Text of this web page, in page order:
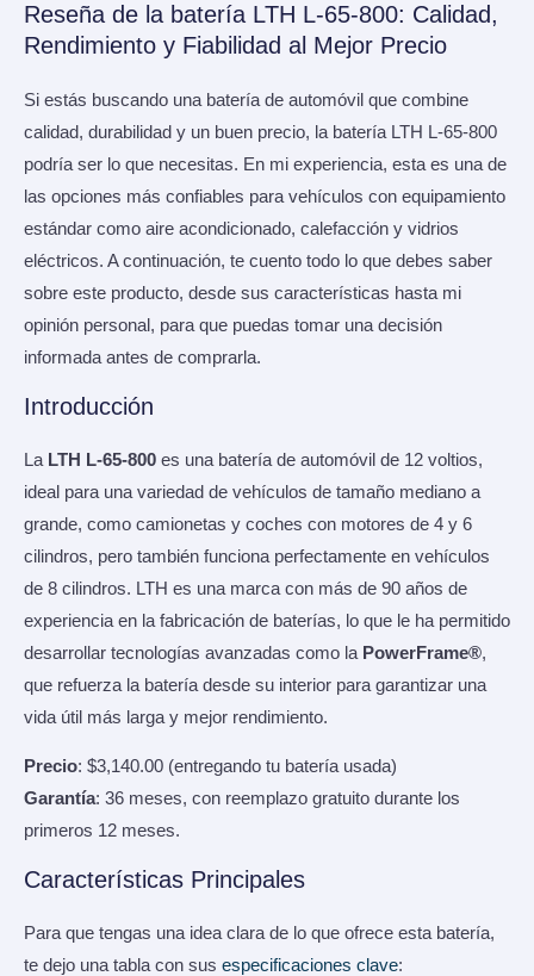
Reseña de la batería LTH L-65-800: Calidad,
Rendimiento y Fiabilidad al Mejor Precio
Si estás buscando una batería de automóvil que combine
calidad, durabilidad y un buen precio, la batería LTH L-65-800
podría ser lo que necesitas. En mi experiencia, esta es una de
las opciones más confiables para vehículos con equipamiento
estándar como aire acondicionado, calefacción y vidrios
eléctricos. A continuación, te cuento todo lo que debes saber
sobre este producto, desde sus características hasta mi
opinión personal, para que puedas tomar una decisión
informada antes de comprarla.
Introducción
La LTH L-65-800 es una batería de automóvil de 12 voltios,
ideal para una variedad de vehículos de tamaño mediano a
grande, como camionetas y coches con motores de 4 y 6
cilindros, pero también funciona perfectamente en vehículos
de 8 cilindros. LTH es una marca con más de 90 años de
experiencia en la fabricación de baterías, lo que le ha permitido
desarrollar tecnologías avanzadas como la PowerFrame®,
que refuerza la batería desde su interior para garantizar una
vida útil más larga y mejor rendimiento.
Precio: $3,140.00 (entregando tu batería usada)
Garantía: 36 meses, con reemplazo gratuito durante los
primeros 12 meses.
Características Principales
Para que tengas una idea clara de lo que ofrece esta batería,
te dejo una tabla con sus especificaciones clave: